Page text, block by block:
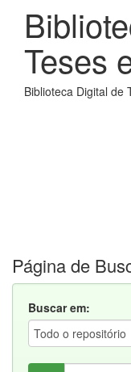
Teses
Biblioteca Digital de
Página de
Buscar em: